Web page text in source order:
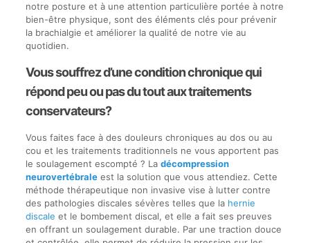
notre posture et à une attention particulière portée à notre
bien-être physique, sont des éléments clés pour prévenir
la brachialgie et améliorer la qualité de notre vie au
quotidien.
Vous souffrez d’une condition chronique qui
répond peu ou pas du tout aux traitements
conservateurs?
Vous faites face à des douleurs chroniques au dos ou au
cou et les traitements traditionnels ne vous apportent pas
le soulagement escompté ? La décompression
neurovertébraleest la solution que vous attendiez. Cette
méthode thérapeutique non invasive vise à lutter contre
des pathologies discales sévères telles que la hernie
discale et le bombement discal, et elle a fait ses preuves
en offrant un soulagement durable. Par une traction douce